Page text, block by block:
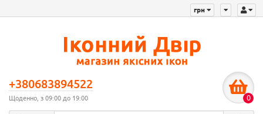
грн
+380683894522
Щоденно, з 09:00 до 19:00 0